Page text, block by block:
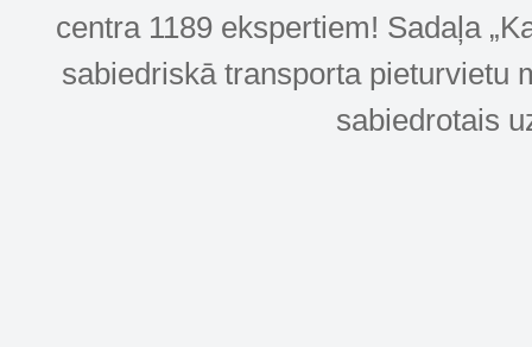
centra 1189 ekspertiem! Sadaļa
sabiedriskā transporta pieturvietu
sabiedrotais